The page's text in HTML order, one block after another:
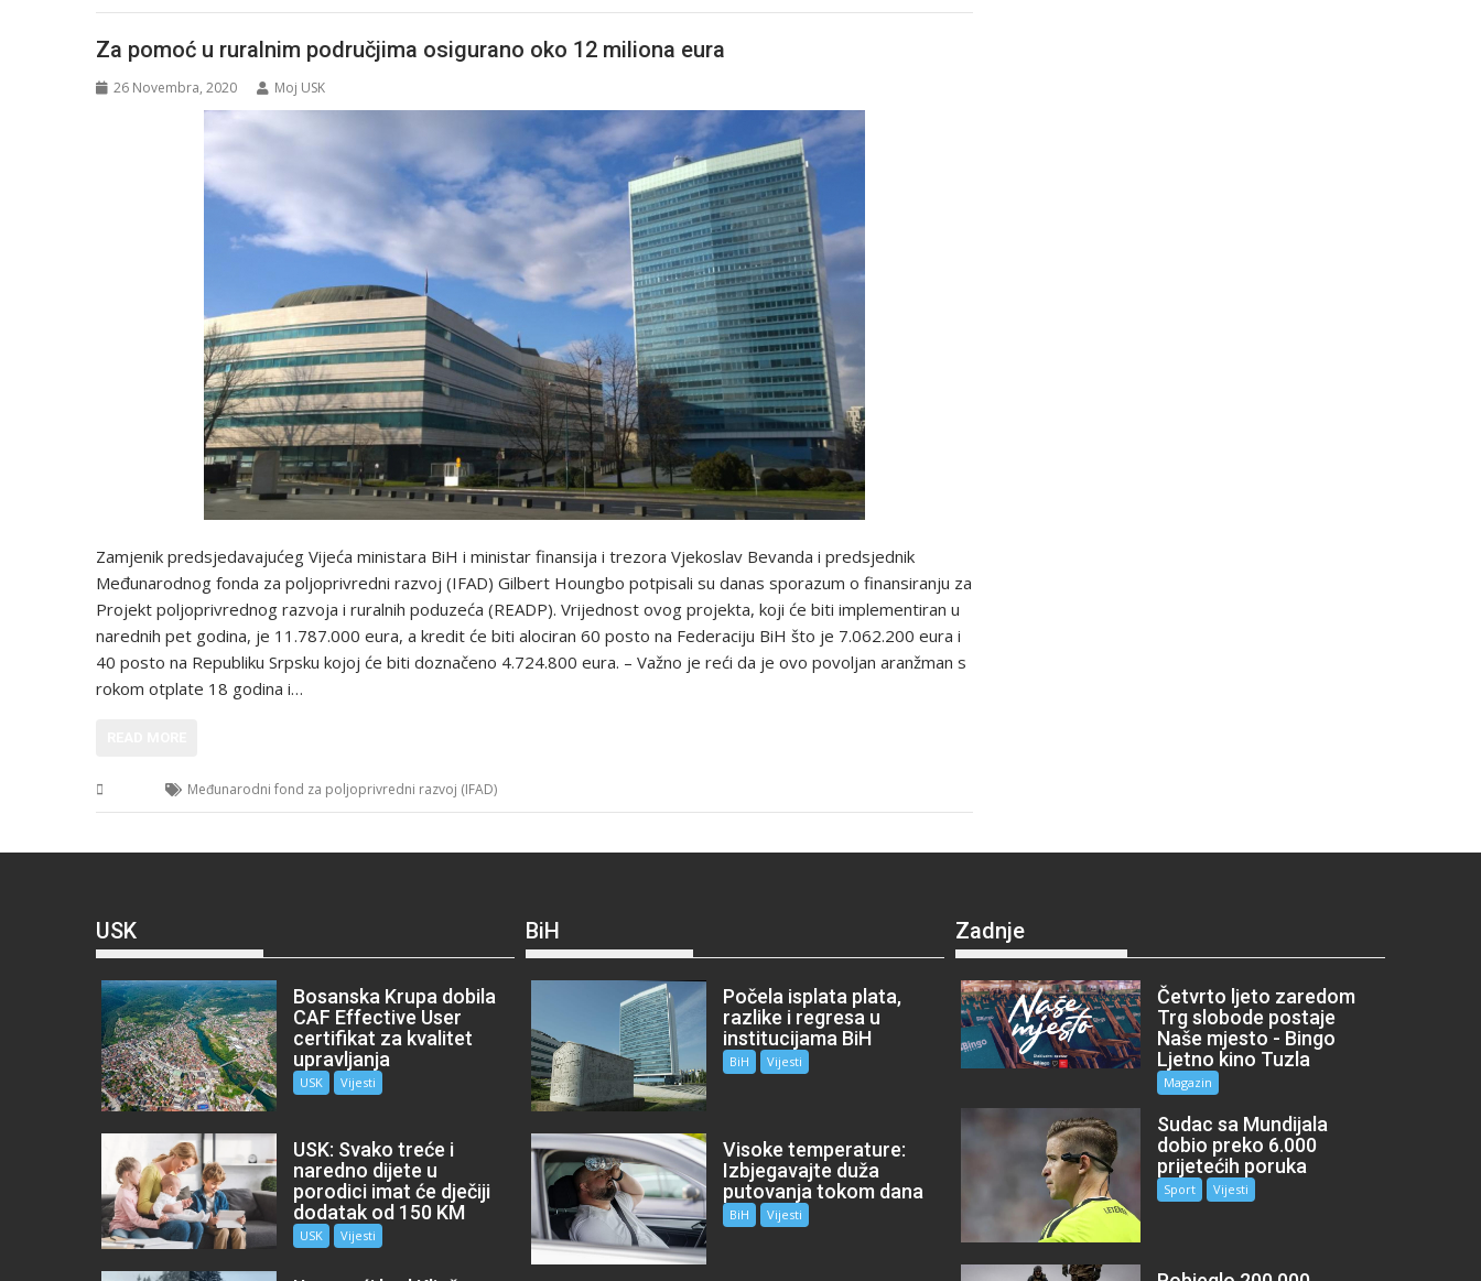
Za pomoć u ruralnim područjima osigurano oko 12 miliona eura
26 Novembra, 2020 Moj USK
Zamjenik predsjedavajućeg Vijeća ministara BiH i ministar finansija i trezora Vjekoslav Bevanda i predsjednik
Međunarodnog fonda za poljoprivredni razvoj (IFAD) Gilbert Houngbo potpisali su danas sporazum o finansiranju za
Projekt poljoprivrednog razvoja i ruralnih poduzeća (READP). Vrijednost ovog projekta, koji će biti implementiran u
narednih pet godina, je 11.787.000 eura, a kredit će biti alociran 60 posto na Federaciju BiH što je 7.062.200 eura i
40 posto na Republiku Srpsku kojoj će biti doznačeno 4.724.800 eura. – Važno je reći da je ovo povoljan aranžman s
rokom otplate 18 godina i…
Međunarodni fond za poljoprivredni razvoj (IFAD)
USK
Bosanska Krupa dobila
CAF Effective User
certifikat za kvalitet
upravljanja
USK Vijesti
USK: Svako treće i
naredno dijete u
porodici imat će dječiji
dodatak od 150 KM
USK Vijesti
BiH
Počela isplata plata,
razlike i regresa u
institucijama BiH
BiH Vijesti
Visoke temperature:
Izbjegavajte duža
putovanja tokom dana
BiH Vijesti
Zadnje
Četvrto ljeto zaredom
Trg slobode postaje
Naše mjesto - Bingo
Ljetno kino Tuzla
Magazin
Sudac sa Mundijala
dobio preko 6.000
prijetećih poruka
Sport Vijesti